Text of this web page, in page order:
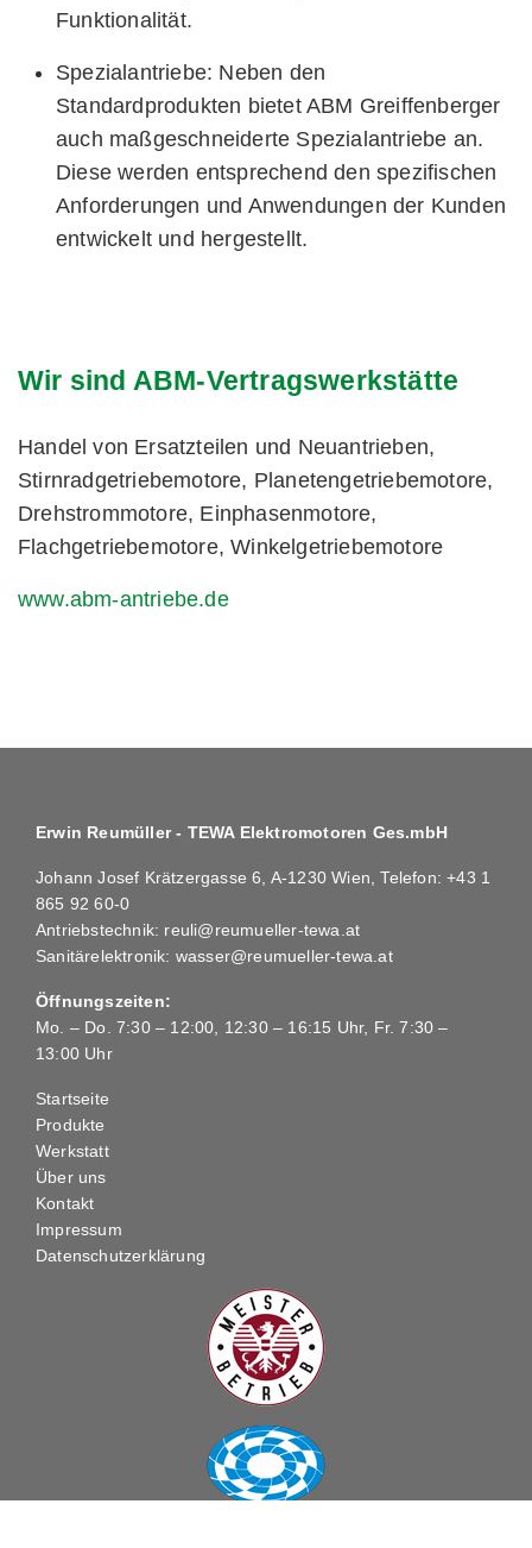
Funktionalität.
Spezialantriebe: Neben den
Standardprodukten bietet ABM Greiffenberger
auch maßgeschneiderte Spezialantriebe an.
Diese werden entsprechend den spezifischen
Anforderungen und Anwendungen der Kunden
entwickelt und hergestellt.
Wir sind ABM-Vertragswerkstätte
Handel von Ersatzteilen und Neuantrieben,
Stirnradgetriebemotore, Planetengetriebemotore,
Drehstrommotore, Einphasenmotore,
Flachgetriebemotore, Winkelgetriebemotore
www.abm-antriebe.de
Erwin Reumüller - TEWA Elektromotoren Ges.mbH
Johann Josef Krätzergasse 6, A-1230 Wien, Telefon:+43 1
865 92 60-0
Antriebstechnik: reuli@reumueller-tewa.at
Sanitärelektronik: wasser@reumueller-tewa.at
Öffnungszeiten:
Mo. – Do. 7:30 – 12:00, 12:30 – 16:15 Uhr, Fr. 7:30 –
13:00 Uhr
Startseite
Produkte
Werkstatt
Über uns
Kontakt
Impressum
Datenschutzerklärung